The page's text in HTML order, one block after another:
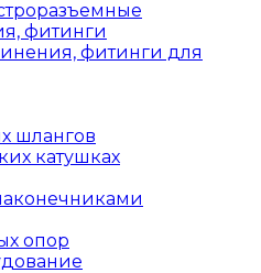
фитинги
фитинги для
шлангов
катушках
опор